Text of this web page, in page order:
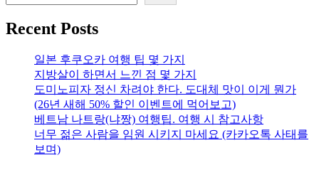
구
담
Recent Posts
일본 후쿠오카 여행 팁 몇 가지
지방살이 하면서 느낀 점 몇 가지
도미노피자 정신 차려야 한다. 도대체 맛이 이게 뭔가
(26년 새해 50% 할인 이벤트에 먹어보고)
베트남 나트랑(냐짱) 여행팁. 여행 시 참고사항
너무 젊은 사람을 임원 시키지 마세요 (카카오톡 사태를
보며)